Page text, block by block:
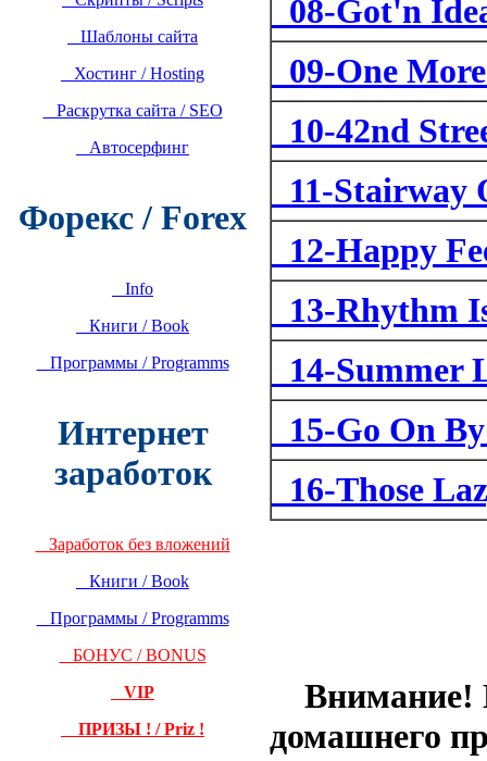
Шаблоны сайта
Хостинг / Hosting
Раскрутка сайта / SEO
Автосерфинг
Форекс / Forex
Info
Книги / Book
Программы / Programms
Интернет
заработок
Заработок без вложений
Книги / Book
Программы / Programms
БОНУС / BONUS
VIP
ПРИЗЫ ! / Priz !
08-Got'n
09-One
10-42nd
11-Stairway
12-Happy
13-Rhythm
14-Summer
15-Go On
16-Those
Внимание!
домашнего